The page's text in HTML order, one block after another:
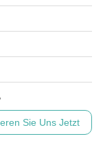
Sie Uns Jetzt